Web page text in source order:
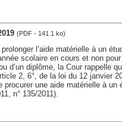
(PDF - 141.1 ko)
l’aide matérielle à un
scolaire en cours et non
d’un diplôme, la Cour rappelle
2, 6°, de la loi du 12 janvier
procurer une aide matérielle à
n° 135/2011).